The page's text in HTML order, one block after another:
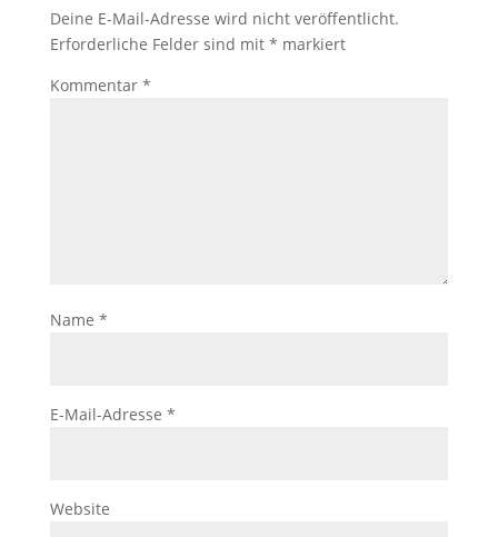
Deine E-Mail-Adresse wird nicht veröffentlicht.
Erforderliche Felder sind mit * markiert
Kommentar *
Name *
E-Mail-Adresse *
Website